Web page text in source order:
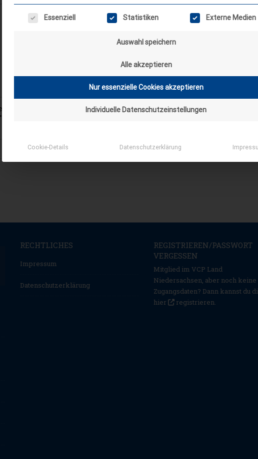
<a href="" title=""> <abbr title=""> <acronym title=""> <b>
<strike> <strong>
RECHTLICHES
Impressum
Datenschutzerklärung
REGISTRIEREN/PASSWORT
VERGESSEN
Mitglied im VCP Land
Niedersachsen, aber noch keine
Zugangsdaten? Dann kannst du
hier
registrieren.
Es folgt eine Liste der Service-Gruppen, für die eine Einwilligung erteilt
Essenziell Statistiken Externe Medien
Auswahl speichern
Alle akzeptieren
Nur essenzielle Cookies akzeptieren
Individuelle Datenschutzeinstellungen
Cookie-Details Datenschutzerklärung